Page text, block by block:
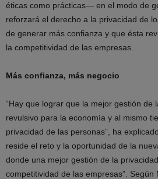
éticas como prácticas— en el modo de
reforzará el derecho a la privacidad de
de generar más confianza y que ésta
la competitividad de las empresas.
Más confianza, más negocio
“Hay que lograr que la mejor gestión de
revulsivo para la economía y al mismo
privacidad de las personas”, ha
reside el reto y la oportunidad de la
donde una mejor gestión de la
competitividad de las empresas”.